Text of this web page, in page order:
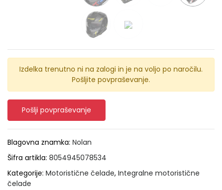
Izdelka trenutno ni na zalogi in je na voljo po naročilu.
Pošljite povpraševanje.
Pošlji povpraševanje
Blagovna znamka: Nolan
Šifra artikla: 8054945078534
Kategorije: Motoristične čelade, Integralne motoristične
čelade